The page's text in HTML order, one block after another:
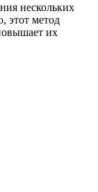
нескольких
этот метод
их